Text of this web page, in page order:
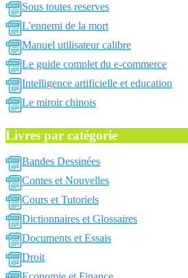
Sous toutes reserves
L'ennemi de la mort
Manuel utilisateur calibre
Le guide complet du e-commerce
Intelligence artificielle et education
Le miroir chinois
Livres par catégorie
Bandes Dessinées
Contes et Nouvelles
Cours et Tutoriels
Dictionnaires et Glossaires
Documents et Essais
Droit